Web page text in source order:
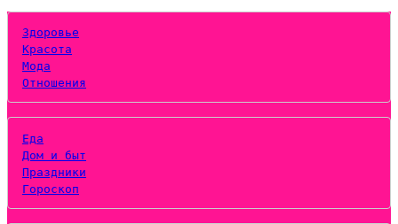
Здоровье
Красота
Мода
Отношения
Еда
Дом и быт
Праздники
Гороскоп